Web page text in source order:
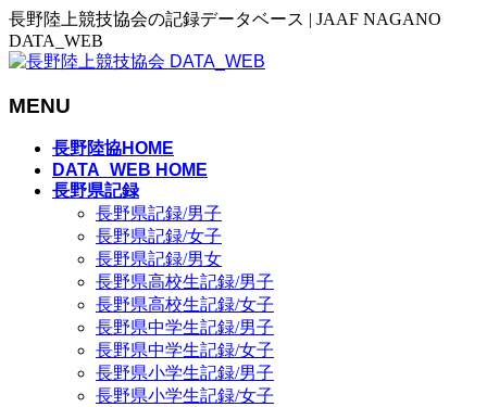
長野陸上競技協会の記録データベース | JAAF NAGANO
DATA_WEB
MENU
長野陸協HOME
DATA_WEB HOME
長野県記録
長野県記録/男子
長野県記録/女子
長野県記録/男女
長野県高校生記録/男子
長野県高校生記録/女子
長野県中学生記録/男子
長野県中学生記録/女子
長野県小学生記録/男子
長野県小学生記録/女子